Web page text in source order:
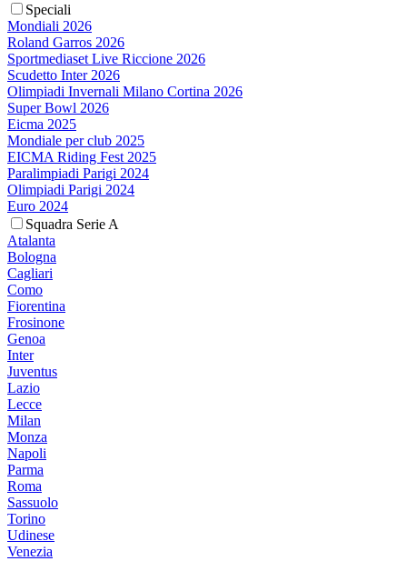
Speciali
Mondiali 2026
Roland Garros 2026
Sportmediaset Live Riccione 2026
Scudetto Inter 2026
Olimpiadi Invernali Milano Cortina 2026
Super Bowl 2026
Eicma 2025
Mondiale per club 2025
EICMA Riding Fest 2025
Paralimpiadi Parigi 2024
Olimpiadi Parigi 2024
Euro 2024
Squadra Serie A
Atalanta
Bologna
Cagliari
Como
Fiorentina
Frosinone
Genoa
Inter
Juventus
Lazio
Lecce
Milan
Monza
Napoli
Parma
Roma
Sassuolo
Torino
Udinese
Venezia